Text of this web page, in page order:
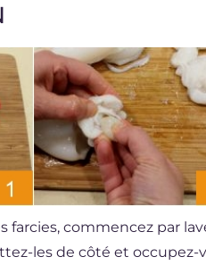
farcies, commencez par
les de côté et occupez-